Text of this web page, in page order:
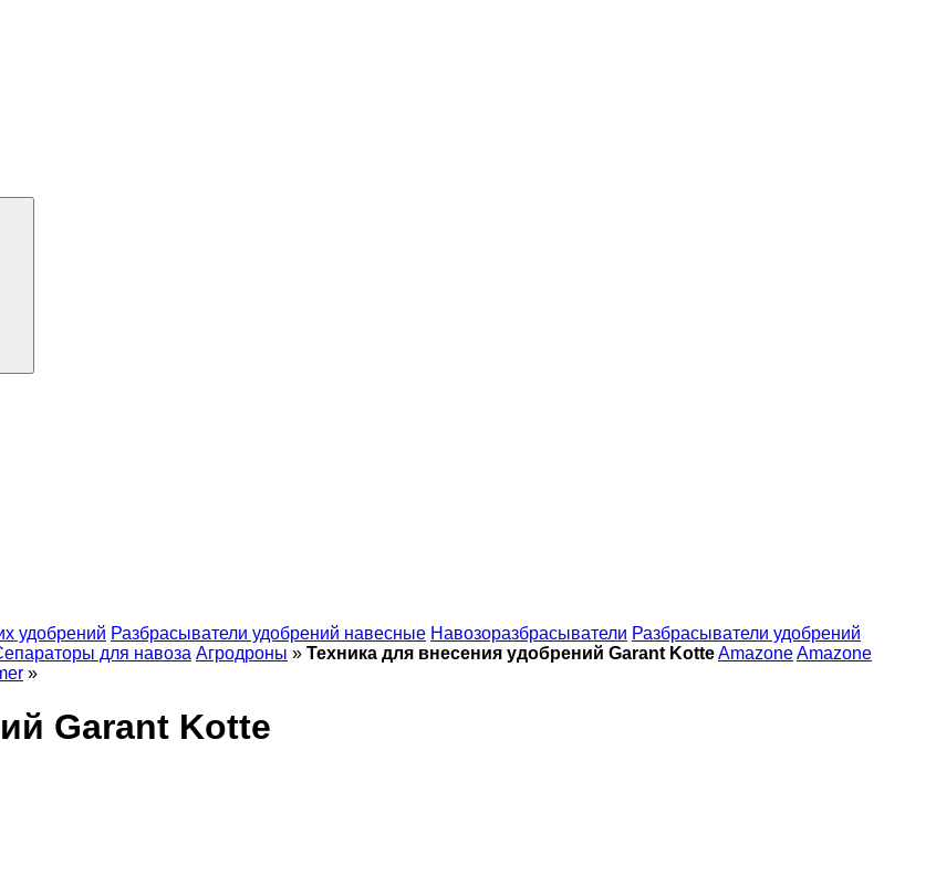
удобрений Разбрасыватели удобрений навесные Навозоразбрасыватели Разбрасыватели удобрений
для навоза Агродроны » Техника для внесения удобрений Garant KotteAmazoneAmazone
»
Garant Kotte